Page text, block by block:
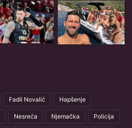
Fadil Novalić Hapšenje
Nesreća Njemačka Policija